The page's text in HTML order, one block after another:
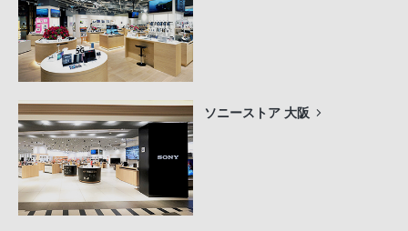
ソニーストア 大阪